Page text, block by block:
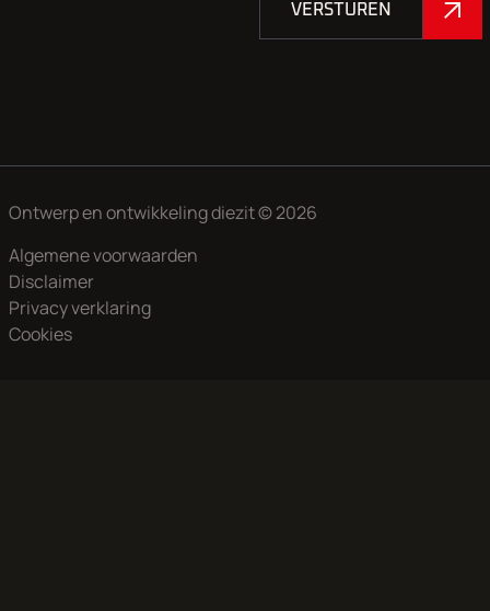
VERSTUREN
Ontwerp en ontwikkelingdiezit© 2026
Algemene voorwaarden
Disclaimer
Privacy verklaring
Cookies